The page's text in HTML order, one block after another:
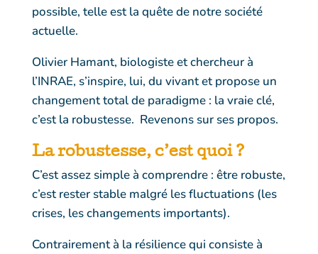
possible, telle est la quête de notre société
actuelle.
Olivier Hamant, biologiste et chercheur à
l’INRAE, s’inspire, lui, du vivant et propose un
changement total de paradigme : la vraie clé,
c’est la robustesse. Revenons sur ses propos.
Larobustesse, c’est quoi ?
C’est assez simple à comprendre : être robuste,
c’est rester stable malgré les fluctuations (les
crises, les changements importants).
Contrairement à la résilience qui consiste à